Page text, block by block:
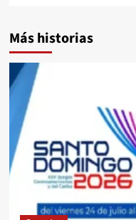
Más historias